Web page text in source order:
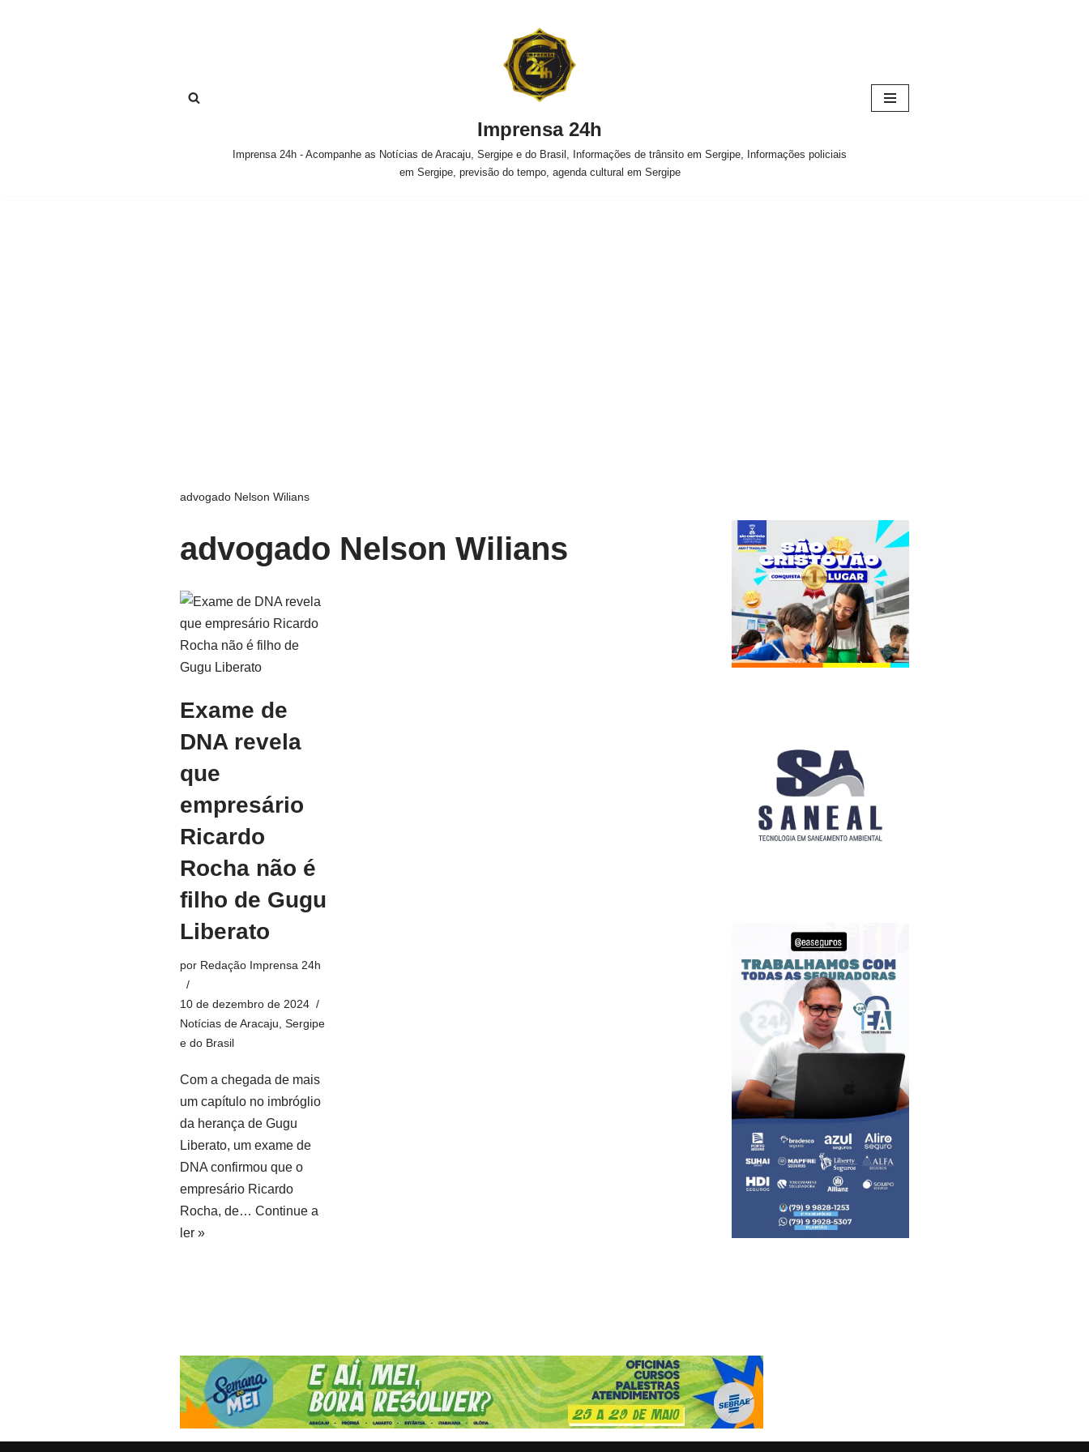
Imprensa 24h
Imprensa 24h - Acompanhe as Notícias de Aracaju, Sergipe e do Brasil, Informações de trânsito em Sergipe, Informações policiais
em Sergipe, previsão do tempo, agenda cultural em Sergipe
advogado Nelson Wilians
advogado Nelson Wilians
Exame de
DNA revela
que
empresário
Ricardo
Rocha não é
filho de Gugu
Liberato
por Redação Imprensa 24h
10 de dezembro de 2024
Notícias de Aracaju, Sergipe
e do Brasil
Com a chegada de mais
um capítulo no imbróglio
da herança de Gugu
Liberato, um exame de
DNA confirmou que o
empresário Ricardo
Rocha, de… Continue a
ler »